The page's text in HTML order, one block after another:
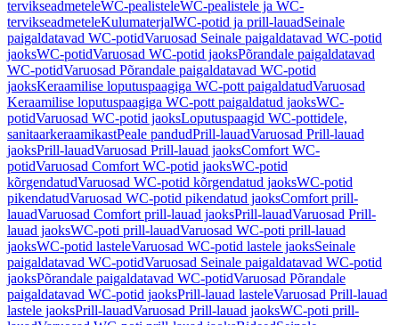
tervikseadmeteleWC-pealisteleWC-pealistele ja WC-
tervikseadmeteleKulumaterjalWC-potid ja prill-lauadSeinale
paigaldatavad WC-potidVaruosad Seinale paigaldatavad WC-potid
jaoksWC-potidVaruosad WC-potid jaoksPõrandale paigaldatavad
WC-potidVaruosad Põrandale paigaldatavad WC-potid
jaoksKeraamilise loputuspaagiga WC-pott paigaldatudVaruosad
Keraamilise loputuspaagiga WC-pott paigaldatud jaoksWC-
potidVaruosad WC-potid jaoksLoputuspaagid WC-pottidele,
sanitaarkeraamikastPeale pandudPrill-lauadVaruosad Prill-lauad
jaoksPrill-lauadVaruosad Prill-lauad jaoksComfort WC-
potidVaruosad Comfort WC-potid jaoksWC-potid
kõrgendatudVaruosad WC-potid kõrgendatud jaoksWC-potid
pikendatudVaruosad WC-potid pikendatud jaoksComfort prill-
lauadVaruosad Comfort prill-lauad jaoksPrill-lauadVaruosad Prill-
lauad jaoksWC-poti prill-lauadVaruosad WC-poti prill-lauad
jaoksWC-potid lasteleVaruosad WC-potid lastele jaoksSeinale
paigaldatavad WC-potidVaruosad Seinale paigaldatavad WC-potid
jaoksPõrandale paigaldatavad WC-potidVaruosad Põrandale
paigaldatavad WC-potid jaoksPrill-lauad lasteleVaruosad Prill-lauad
lastele jaoksPrill-lauadVaruosad Prill-lauad jaoksWC-poti prill-